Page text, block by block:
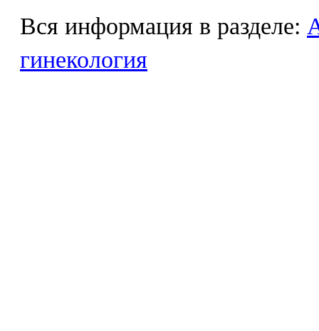
Вся информация в разделе:
гинекология